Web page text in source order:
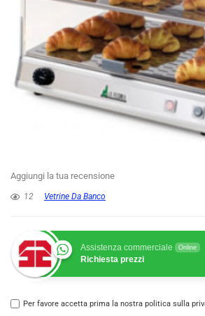
Aggiungi la tua recensione
12 Vetrine Da Banco
Assistenza commerciale Online
Richiesta prezzi
Per favore accetta prima la nostra politica sulla